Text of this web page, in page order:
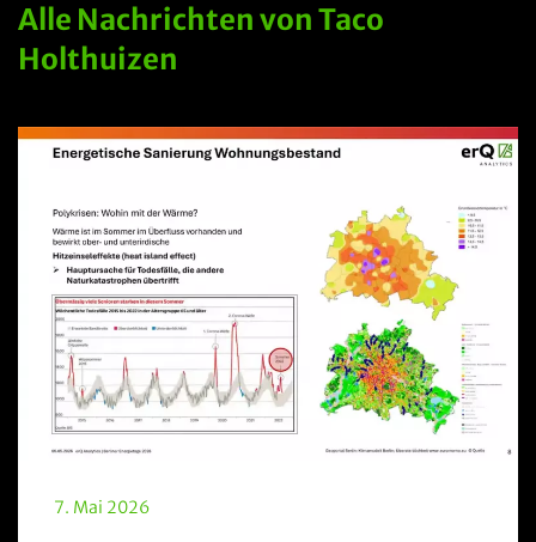
Alle Nachrichtenvon Taco
Holthuizen
7. Mai 2026